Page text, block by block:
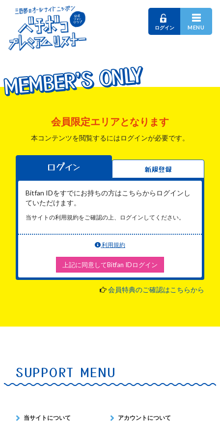
ログイン MENU
MEMBER'S ONLY
MEMBER'S ONLY
MEMBER'S ONLY
会員限定エリアとなります
本コンテンツを閲覧するにはログインが必要です。
ログイン 新規登録
Bitfan IDをすでにお持ちの方はこちらからログインし
ていただけます。
当サイトの利用規約をご確認の上、ログインしてください。
利用規約
上記に同意してBitfan IDログイン
会員特典のご確認はこちらから
SUPPORT MENU
当サイトについて アカウントについて